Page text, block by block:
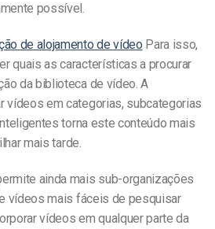
possível.
de alojamento de vídeo Para isso,
quais as características a procurar
da biblioteca de vídeo. A
vídeos em categorias, subcategorias
torna este conteúdo mais
mais tarde.
ainda mais sub-organizações
vídeos mais fáceis de pesquisar
vídeos em qualquer parte da